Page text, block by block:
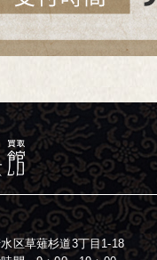
区草薙杉道3丁目1-18